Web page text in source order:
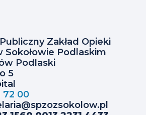
Zakład Opieki
Podlaskim
Podlaski
5
72 00